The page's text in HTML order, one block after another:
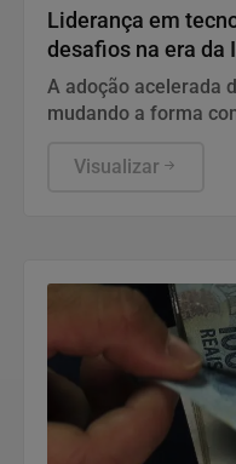
Liderança em
desafios na era da
A adoção acelerada
mudando a forma
acompanhar essa
Visualizar